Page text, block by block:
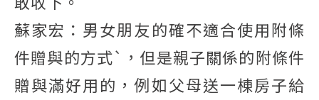
蘇家宏：男女朋友的確不適合使用附條
件贈與的方式`，但是親子關係的附條件
贈與滿好用的，例如父母送一棟房子給